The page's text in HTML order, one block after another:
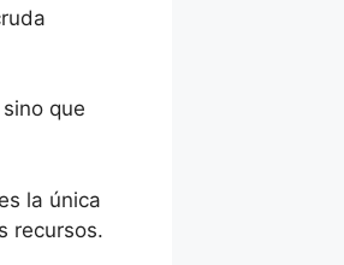
que
la única
recursos.